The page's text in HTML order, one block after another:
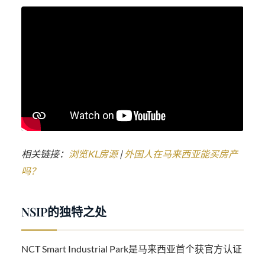
相关链接： 浏览KL房源| 外国人在马来西亚能买房产
吗？
NSIP的独特之处
NCT Smart Industrial Park是马来西亚首个获官方认证